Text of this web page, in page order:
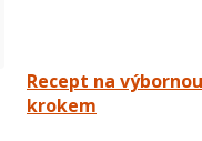
Recept na
krokem